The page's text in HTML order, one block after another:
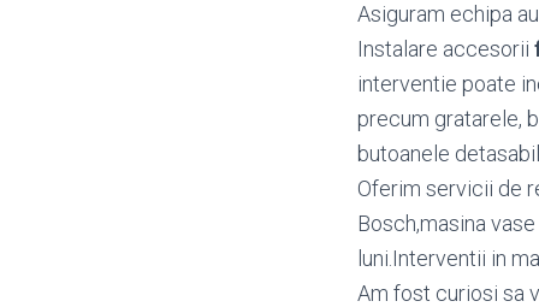
Asiguram echipa
Instalare accesorii
interventie poate
precum gratarele,
butoanele
Oferim servicii de
Bosch,masina
luni.Interventii in
Am fost curiosi sa